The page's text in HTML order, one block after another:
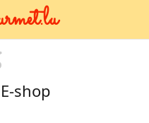
shop